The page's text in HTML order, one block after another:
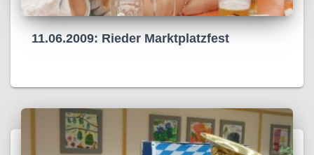
11.06.2009: Rieder Marktplatzfest